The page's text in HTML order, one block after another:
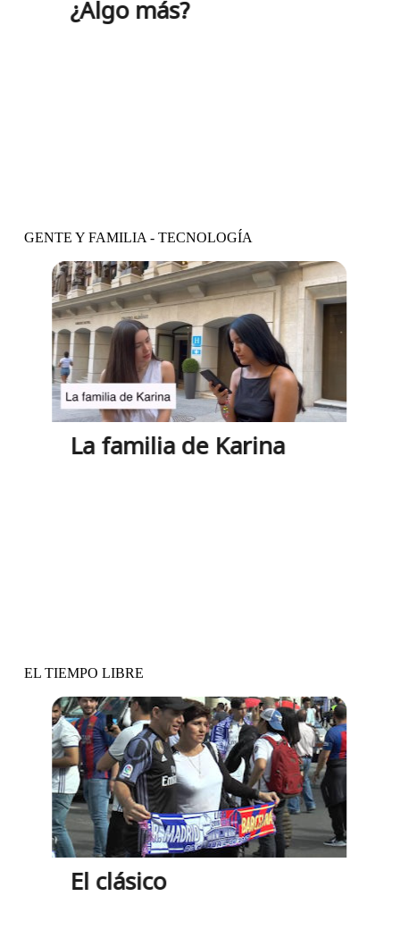
¿Algo más?
GENTE Y FAMILIA - TECNOLOGÍA
La familia de Karina
EL TIEMPO LIBRE
El clásico